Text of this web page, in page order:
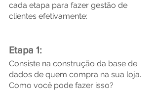
cada etapa para fazer gestão de
clientes efetivamente:
Etapa 1:
Consiste na construção da base de
dados de quem compra na sua loja.
Como você pode fazer isso?